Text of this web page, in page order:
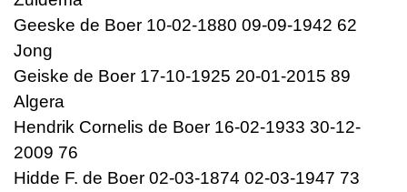
Geeske de Boer 10-02-1880 09-09-1942 62
Jong
Geiske de Boer 17-10-1925 20-01-2015 89
Algera
Hendrik Cornelis de Boer 16-02-1933 30-12-
2009 76
Hidde F. de Boer 02-03-1874 02-03-1947 73